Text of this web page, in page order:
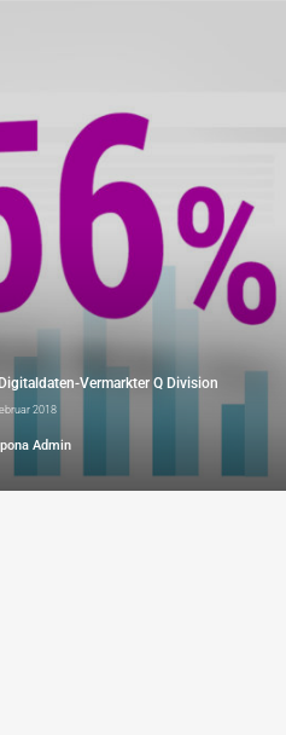
Vermarkter Q Division
2018
Admin